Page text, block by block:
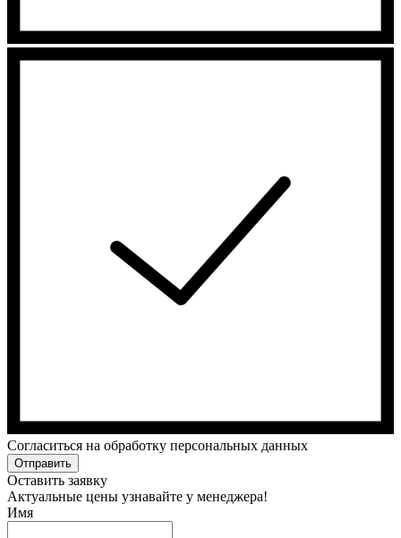
Cогласиться на обработку персональных данных
Отправить
Оставить заявку
Актуальные цены узнавайте у менеджера!
Имя